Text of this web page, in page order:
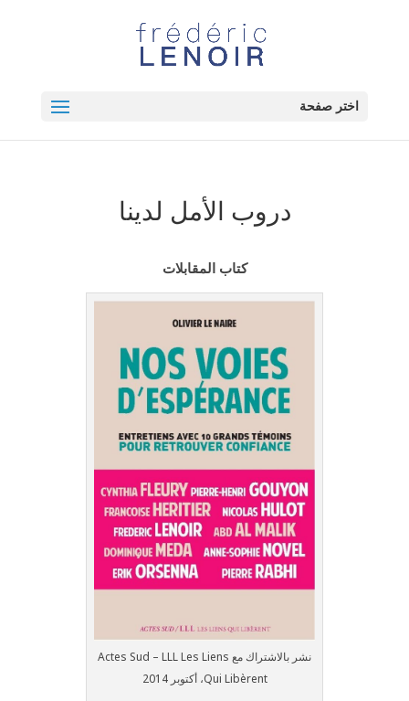
اختر صفحة
دروب الأمل لدينا
كتاب المقابلات
نشر بالاشتراك مع Actes Sud – LLL Les Liens
Qui Libèrent، أكتوبر 2014